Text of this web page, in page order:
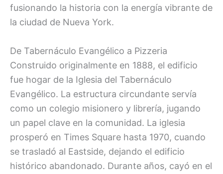
fusionando la historia con la energía vibrante de
la ciudad de Nueva York.
De Tabernáculo Evangélico a Pizzeria
Construido originalmente en 1888, el edificio
fue hogar de la Iglesia del Tabernáculo
Evangélico. La estructura circundante servía
como un colegio misionero y librería, jugando
un papel clave en la comunidad. La iglesia
prosperó en Times Square hasta 1970, cuando
se trasladó al Eastside, dejando el edificio
histórico abandonado. Durante años, cayó en el